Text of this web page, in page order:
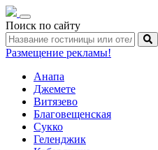
Toggle
navigation
Поиск по сайту
Размещение рекламы!
Анапа
Джемете
Витязево
Благовещенская
Сукко
Геленджик